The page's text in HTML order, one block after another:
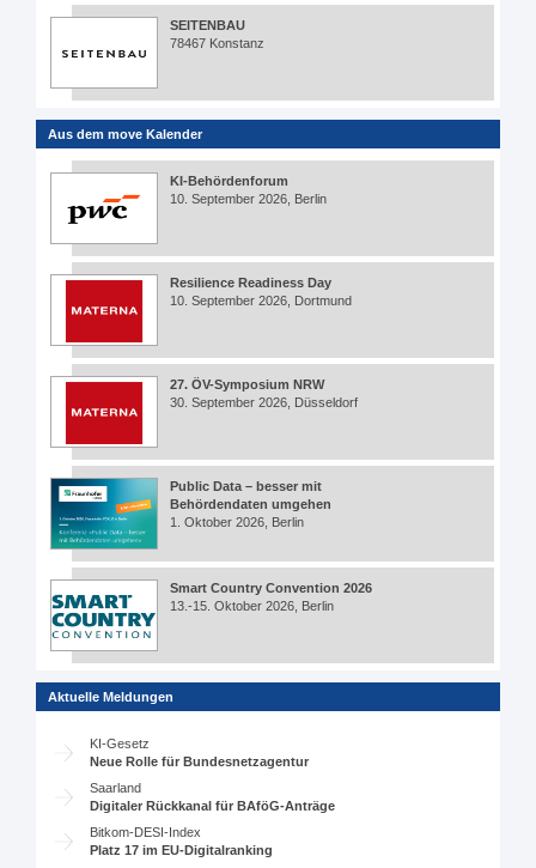
SEITENBAU
78467 Konstanz
Aus dem move Kalender
KI-Behördenforum
10. September 2026, Berlin
Resilience Readiness Day
10. September 2026, Dortmund
27. ÖV-Symposium NRW
30. September 2026, Düsseldorf
Public Data – besser mit
Behördendaten umgehen
1. Oktober 2026, Berlin
Smart Country Convention 2026
13.-15. Oktober 2026, Berlin
Aktuelle Meldungen
KI-Gesetz
Neue Rolle für Bundesnetzagentur
Saarland
Digitaler Rückkanal für BAföG-Anträge
Bitkom-DESI-Index
Platz 17 im EU-Digitalranking